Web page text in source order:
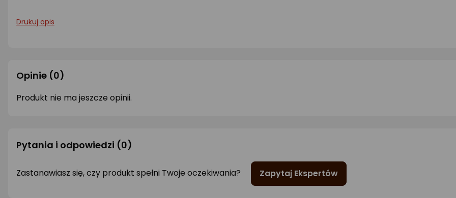
Drukuj opis
Opinie (0)
Produkt nie ma jeszcze opinii.
Pytania i odpowiedzi (0)
Zastanawiasz się, czy produkt spełni Twoje oczekiwania? Zapytaj Ekspertów